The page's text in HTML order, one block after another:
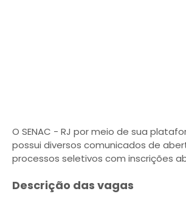
O SENAC - RJ por meio de sua
possui diversos comunicados de
processos seletivos com inscrições
Descrição das vagas